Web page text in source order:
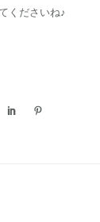
くださいね♪